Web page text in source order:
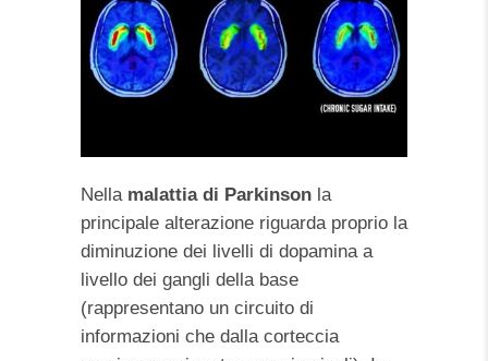
Nella malattia di Parkinson la
principale alterazione riguarda proprio la
diminuzione dei livelli di dopamina a
livello dei gangli della base
(rappresentano un circuito di
informazioni che dalla corteccia